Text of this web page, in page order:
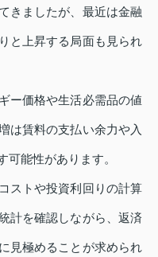
きましたが、最近は金融
と上昇する局面も見られ
ー価格や生活必需品の値
は賃料の支払い余力や入
可能性があります。
ストや投資利回りの計算
計を確認しながら、返済
見極めることが求められ